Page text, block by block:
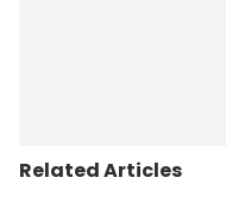
Related Articles